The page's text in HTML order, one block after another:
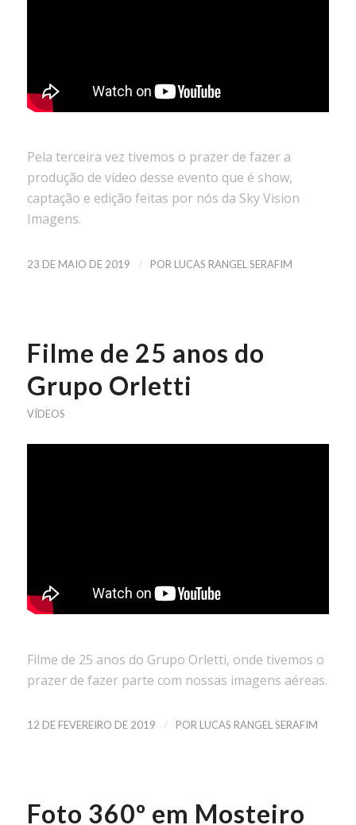
Pela terceira vez tivemos o prazer de fazer a
produção de vídeo desse evento que é show,
captação e edição feitas por nós da Sky Vision
Imagens.
23 DE MAIO DE 2019 / POR LUCAS RANGEL SERAFIM
Filme de 25 anos do
Grupo Orletti
VÍDEOS
Filme de 25 anos do Grupo Orletti, onde tivemos o
prazer de fazer parte com nossas imagens aéreas.
12 DE FEVEREIRO DE 2019 / POR LUCAS RANGEL SERAFIM
Foto 360º em Mosteiro